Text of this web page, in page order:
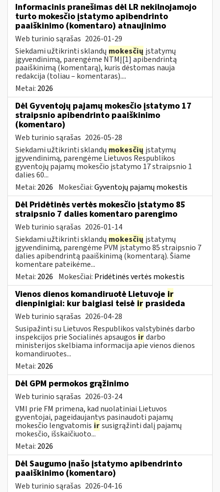
Informacinis pranešimas dėl LR nekilnojamojo
turto mokesčio įstatymo apibendrinto
paaiškinimo (komentaro) atnaujinimo
Web turinio sąrašas 2026-01-29
Siekdami užtikrinti sklandų mokesčių įstatymų
įgyvendinimą, parengėme NTMĮ[1] apibendrintą
paaiškinimą (komentarą), kuris dėstomas nauja
redakcija (toliau – komentaras)....
Metai: 2026
Dėl Gyventojų pajamų mokesčio įstatymo 17
straipsnio apibendrinto paaiškinimo
(komentaro)
Web turinio sąrašas 2026-05-28
Siekdami užtikrinti sklandų mokesčių įstatymų
įgyvendinimą, parengėme Lietuvos Respublikos
gyventojų pajamų mokesčio įstatymo 17 straipsnio 1
dalies 60...
Metai: 2026 Mokesčiai:Gyventojų pajamų mokestis
Dėl Pridėtinės vertės mokesčio įstatymo 85
straipsnio 7 dalies komentaro parengimo
Web turinio sąrašas 2026-01-14
Siekdami užtikrinti sklandų mokesčių įstatymų
įgyvendinimą, parengėme PVM įstatymo 85 straipsnio 7
dalies apibendrintą paaiškinimą (komentarą). Šiame
komentare pateikėme...
Metai: 2026 Mokesčiai: Pridėtinės vertės mokestis
Vienos dienos komandiruotė Lietuvoje ir
dienpinigiai: kur baigiasi teisė ir prasideda
Web turinio sąrašas 2026-04-28
Susipažinti su Lietuvos Respublikos valstybinės darbo
inspekcijos prie Socialinės apsaugos irdarbo
ministerijos skelbiama informacija apie vienos dienos
komandiruotes...
Metai: 2026
Dėl GPM permokos grąžinimo
Web turinio sąrašas 2026-03-24
VMI prie FM primena, kad nuolatiniai Lietuvos
gyventojai, pageidaujantys pasinaudoti pajamų
mokesčio lengvatomis irsusigrąžinti dalį pajamų
mokesčio, išskaičiuoto...
Metai: 2026
Dėl Saugumo įnašo įstatymo apibendrinto
paaiškinimo (komentaro)
Web turinio sąrašas 2026-04-16